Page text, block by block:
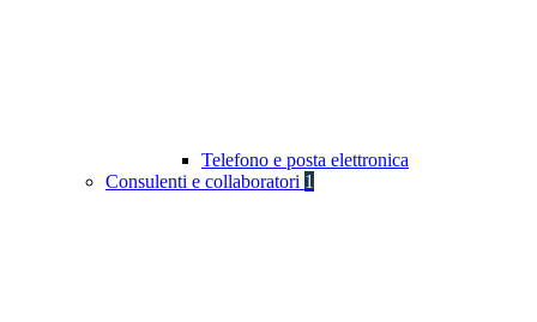
Telefono e posta elettronica
Consulenti e collaboratori 1